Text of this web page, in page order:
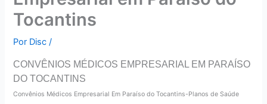
Tocantins
Por Disc/
CONVÊNIOS MÉDICOS EMPRESARIAL EM PARAÍSO
DO TOCANTINS
Convênios Médicos Empresarial Em Paraíso do Tocantins-Planos de Saúde